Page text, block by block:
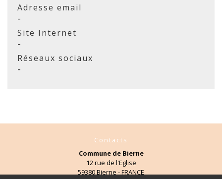
Adresse email
-
Site Internet
-
Réseaux sociaux
-
Contacts
Commune de Bierne
12 rue de l'Eglise
59380 Bierne - FRANCE